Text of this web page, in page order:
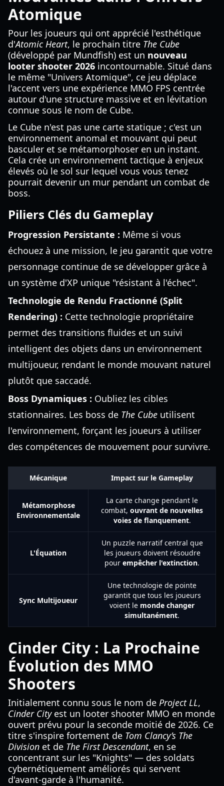
Atomique
Pour les joueurs qui ont apprécié l'esthétique
d'Atomic Heart, le prochain titre The Cube
(développé par Mundfish) est un nouveau
looter shooter 2026 incontournable. Situé dans
le même "Univers Atomique", ce jeu déplace
l'accent vers une expérience MMO FPS centrée
autour d'une structure massive et en lévitation
connue sous le nom de Cube.
Le Cube n'est pas une carte statique ; c'est un
environnement anomal et mouvant qui peut
basculer et se métamorphoser en un instant.
Cela crée un environnement tactique à enjeux
élevés où le sol sur lequel vous vous tenez
pourrait devenir un mur pendant un combat de
boss.
Piliers Clés du Gameplay
Progression Persistante : Même si vous
échouez à une mission, le jeu garantit que votre
personnage continue de se développer grâce à
un système d'XP unique "résistant à l'échec".
Technologie de Rendu Fractionné (Split
Rendering) : Cette technologie propriétaire
permet des transitions fluides et un suivi
intelligent des objets dans un environnement
multijoueur, rendant le monde mouvant naturel
plutôt que saccadé.
Boss Dynamiques : Oubliez les cibles
stationnaires. Les boss de The Cube utilisent
l'environnement, forçant les joueurs à utiliser
des compétences de mouvement pour survivre.
Mécanique Impact sur le Gameplay
Métamorphose
Environnementale
La carte change pendant le
combat, ouvrant de nouvelles
voies de flanquement.
L'Équation
Un puzzle narratif central que
les joueurs doivent résoudre
pour empêcher l'extinction.
Sync Multijoueur
Une technologie de pointe
garantit que tous les joueurs
voient le monde changer
simultanément.
Cinder City : La Prochaine
Évolution des MMO
Shooters
Initialement connu sous le nom de Project LL,
Cinder Cityest un looter shooter MMO en monde
ouvert prévu pour la seconde moitié de 2026. Ce
titre s'inspire fortement de Tom Clancy’s The
Division et de The First Descendant, en se
concentrant sur les "Knights" — des soldats
cybernétiquement améliorés qui servent
d'avant-garde à l'humanité.